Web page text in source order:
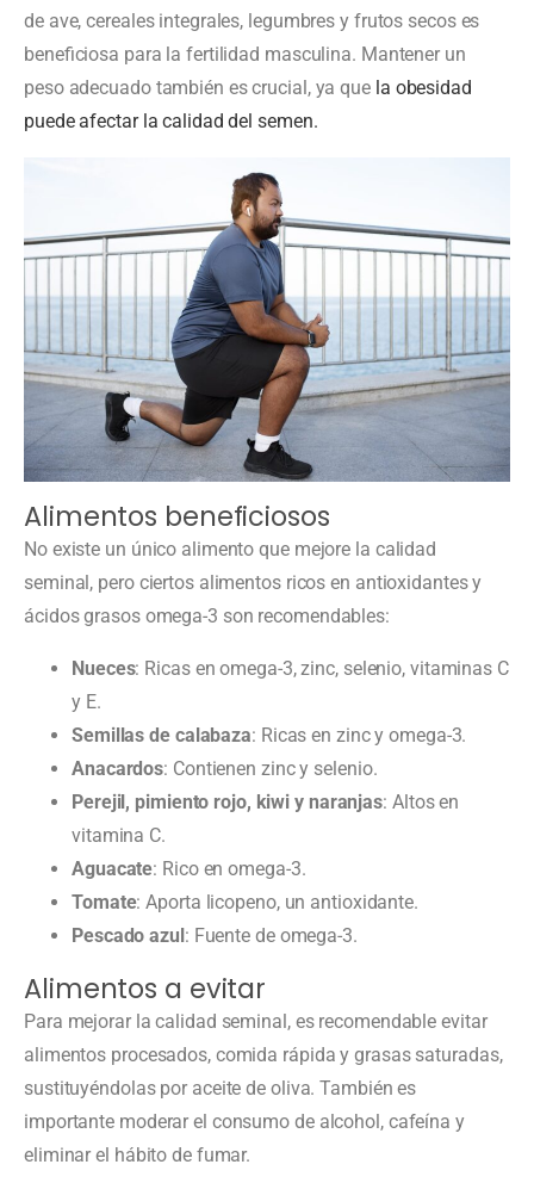
de ave, cereales integrales, legumbres y frutos secos es
beneficiosa para la fertilidad masculina. Mantener un
peso adecuado también es crucial, ya que la obesidad
puede afectar la calidad del semen.
Alimentos beneficiosos
No existe un único alimento que mejore la calidad
seminal, pero ciertos alimentos ricos en antioxidantes y
ácidos grasos omega-3 son recomendables:
Nueces: Ricas en omega-3, zinc, selenio, vitaminas C
y E.
Semillas de calabaza: Ricas en zinc y omega-3.
Anacardos: Contienen zinc y selenio.
Perejil, pimiento rojo, kiwi y naranjas: Altos en
vitamina C.
Aguacate: Rico en omega-3.
Tomate: Aporta licopeno, un antioxidante.
Pescado azul : Fuente de omega-3.
Alimentos a evitar
Para mejorar la calidad seminal, es recomendable evitar
alimentos procesados, comida rápida y grasas saturadas,
sustituyéndolas por aceite de oliva. También es
importante moderar el consumo de alcohol, cafeína y
eliminar el hábito de fumar.